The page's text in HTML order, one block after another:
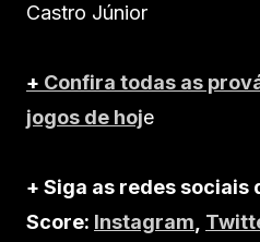
Castro Júnior
+ Confira todas as
jogos de hoje
+ Siga as redes sociais
Score: Instagram